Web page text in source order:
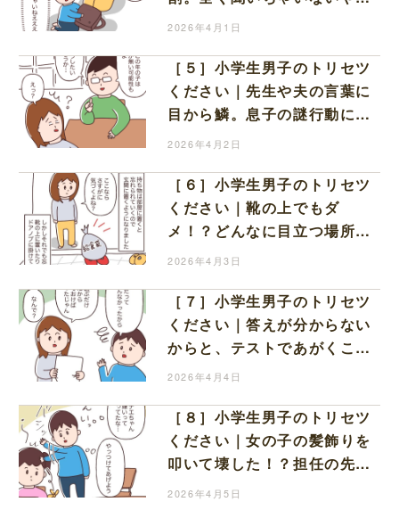
たい放題の息子に辟易
2026年4月1日
［５］小学生男子のトリセツ
ください｜先生や夫の言葉に
目から鱗。息子の謎行動に特
に理由はないらしい
2026年4月2日
［６］小学生男子のトリセツ
ください｜靴の上でもダ
メ！？どんなに目立つ場所に
置いても忘れてしまう息子に
2026年4月3日
［７］小学生男子のトリセツ
ください｜答えが分からない
からと、テストであがくこと
をせず選択問題を空欄にする
2026年4月4日
［８］小学生男子のトリセツ
ください｜女の子の髪飾りを
叩いて壊した！？担任の先生
からの電話に血の気が引く
2026年4月5日